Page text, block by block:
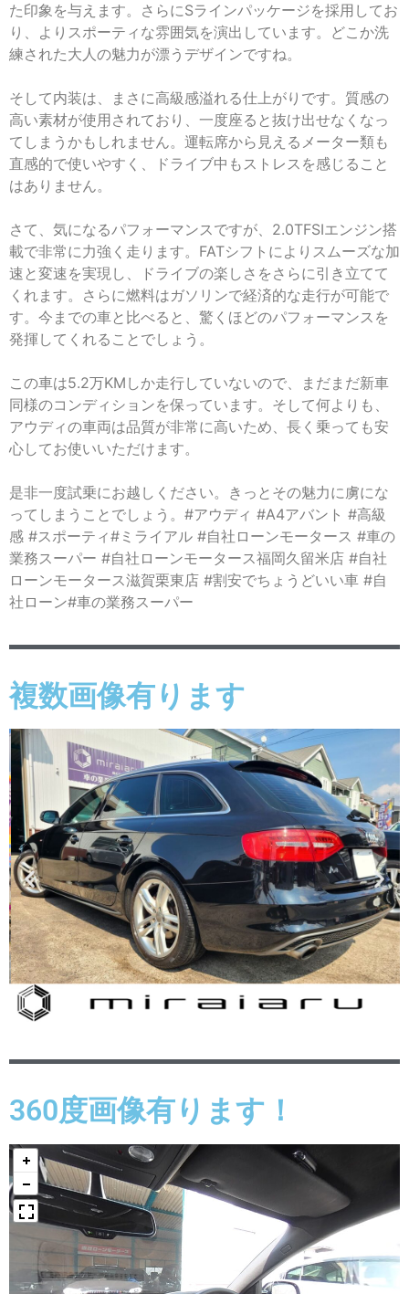
た印象を与えます。さらにSラインパッケージを採用してお
り、よりスポーティな雰囲気を演出しています。どこか洗
練された大人の魅力が漂うデザインですね。
そして内装は、まさに高級感溢れる仕上がりです。質感の
高い素材が使用されており、一度座ると抜け出せなくなっ
てしまうかもしれません。運転席から見えるメーター類も
直感的で使いやすく、ドライブ中もストレスを感じること
はありません。
さて、気になるパフォーマンスですが、2.0TFSIエンジン搭
載で非常に力強く走ります。FATシフトによりスムーズな加
速と変速を実現し、ドライブの楽しさをさらに引き立てて
くれます。さらに燃料はガソリンで経済的な走行が可能で
す。今までの車と比べると、驚くほどのパフォーマンスを
発揮してくれることでしょう。
この車は5.2万KMしか走行していないので、まだまだ新車
同様のコンディションを保っています。そして何よりも、
アウディの車両は品質が非常に高いため、長く乗っても安
心してお使いいただけます。
是非一度試乗にお越しください。きっとその魅力に虜にな
ってしまうことでしょう。#アウディ #A4アバント #高級
感 #スポーティ#ミライアル #自社ローンモータース #車の
業務スーパー #自社ローンモータース福岡久留米店 #自社
ローンモータース滋賀栗東店 #割安でちょうどいい車 #自
社ローン#車の業務スーパー
複数画像有ります
360度画像有ります！